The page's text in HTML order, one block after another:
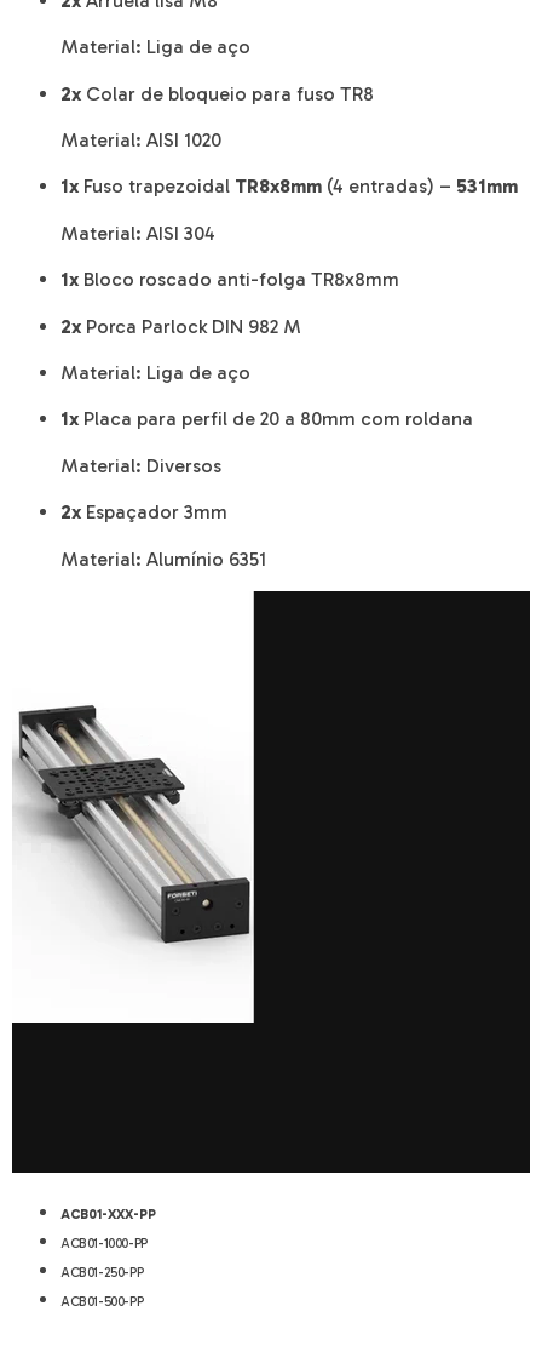
Material: Liga de aço
2x Colar de bloqueio para fuso TR8
Material: AISI 1020
1x Fuso trapezoidal TR8x8mm (4 entradas) – 531mm
Material: AISI 304
1x Bloco roscado anti-folga TR8x8mm
2x Porca Parlock DIN 982 M
Material: Liga de aço
1x Placa para perfil de 20 a 80mm com roldana
Material: Diversos
2x Espaçador 3mm
Material: Alumínio 6351
ACB01-XXX-PP
ACB01-1000-PP
ACB01-250-PP
ACB01-500-PP